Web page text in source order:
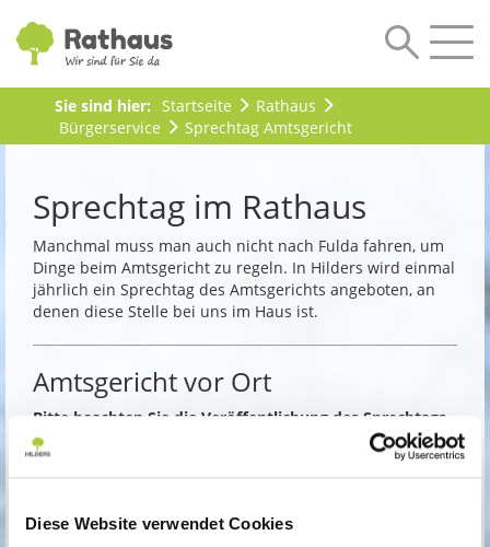
Diese Website verwendet Cookies
Sie sind hier: Startseite
Rathaus
Bürgerservice
Sprechtag Amtsgericht
Sprechtag im Rathaus
Manchmal muss man auch nicht nach Fulda fahren, um
Dinge beim Amtsgericht zu regeln. In Hilders wird einmal
jährlich ein Sprechtag des Amtsgerichts angeboten, an
denen diese Stelle bei uns im Haus ist.
Amtsgericht vor Ort
Bitte beachten Sie die Veröffentlichung des Sprechtags
im Hilderser Blättchen oder auf Hilders-News. Vielen
Dank.
folgenden Kontakt: 0661/924-2350.